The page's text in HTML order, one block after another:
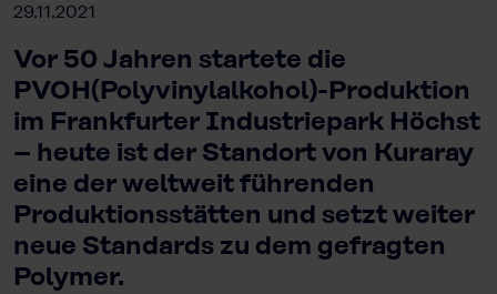
29.11.2021
Vor 50 Jahren startete die
PVOH(Polyvinylalkohol)-Produktion
im Frankfurter Industriepark Höchst
– heute ist der Standort von Kuraray
eine der weltweit führenden
Produktionsstätten und setzt weiter
neue Standards zu dem gefragten
Polymer.